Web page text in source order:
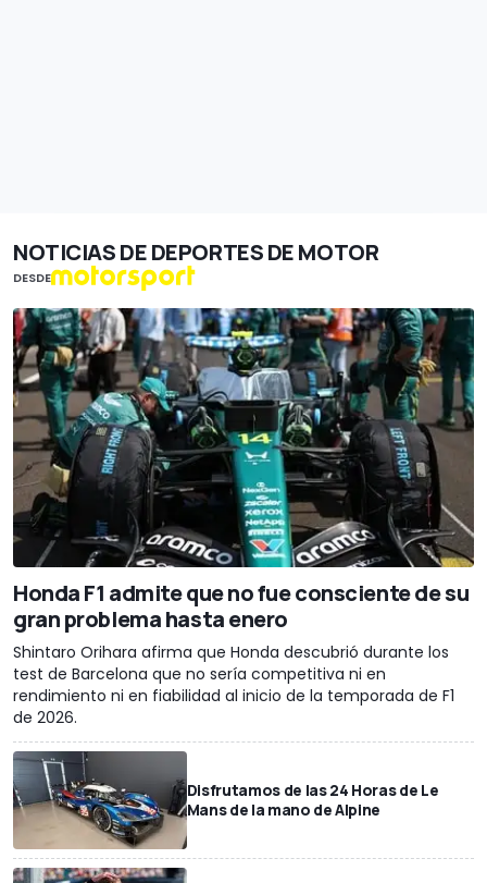
NOTICIAS DE DEPORTES DE MOTOR
DESDE
Honda F1 admite que no fue consciente de su
gran problema hasta enero
Shintaro Orihara afirma que Honda descubrió durante los
test de Barcelona que no sería competitiva ni en
rendimiento ni en fiabilidad al inicio de la temporada de F1
de 2026.
Disfrutamos de las 24 Horas de Le
Mans de la mano de Alpine